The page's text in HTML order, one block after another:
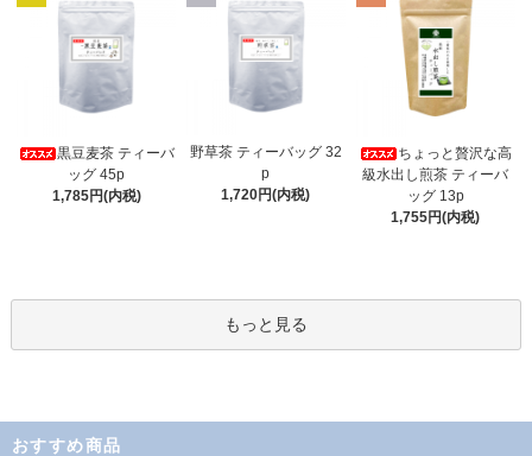
黒豆麦茶 ティーバ
ッグ 45p
1,785円(内税)
野草茶 ティーバッグ 32
p
1,720円(内税)
ちょっと贅沢な高
級水出し煎茶 ティーバ
ッグ 13p
1,755円(内税)
もっと見る
おすすめ商品